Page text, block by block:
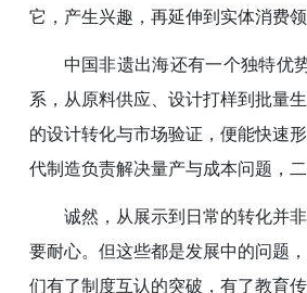
它，产生兴趣，再延伸到实体消费
中国非遗出海还有一个独特优
系，从原料供应、设计打样到批量
的设计转化与市场验证，便能快速
代制造负责解决量产与成本问题，
诚然，从展示到日常的转化并
要耐心。但这些都是发展中的问题
们有了制度互认的突破，有了教育